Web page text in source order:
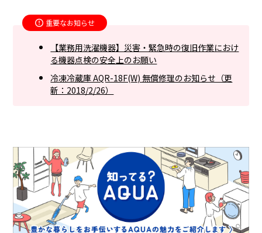
重要なお知らせ
【業務用洗濯機器】災害・緊急時の復旧作業におけ
る機器点検の安全上のお願い
冷凍冷蔵庫 AQR-18F(W) 無償修理のお知らせ（更
新：2018/2/26）